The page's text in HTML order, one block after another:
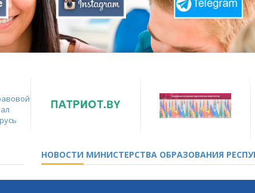
НОВОСТИ МИНИСТЕРСТВА ОБРАЗОВАНИЯ